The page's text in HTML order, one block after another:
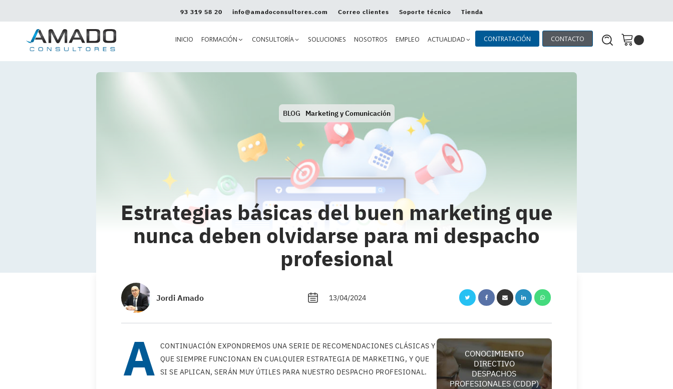
93 319 58 20 info@amadoconsultores.com Correo clientes Soporte técnico Tienda
INICIO FORMACIÓN CONSULTORÍA SOLUCIONES NOSOTROS EMPLEO ACTUALIDAD CONTRATACIÓN CONTACTO
BLOG Marketing y Comunicación
Estrategias básicas del buen marketing que
nunca deben olvidarse para mi despacho
profesional
Jordi Amado 13/04/2024
A CONTINUACIÓN EXPONDREMOS UNA SERIE DE RECOMENDACIONES CLÁSICAS Y
QUE SIEMPRE FUNCIONAN EN CUALQUIER ESTRATEGIA DE MARKETING, Y QUE
SI SE APLICAN, SERÁN MUY ÚTILES PARA NUESTRO DESPACHO PROFESIONAL.
CONOCIMIENTO
DIRECTIVO
DESPACHOS
PROFESIONALES (CDDP)